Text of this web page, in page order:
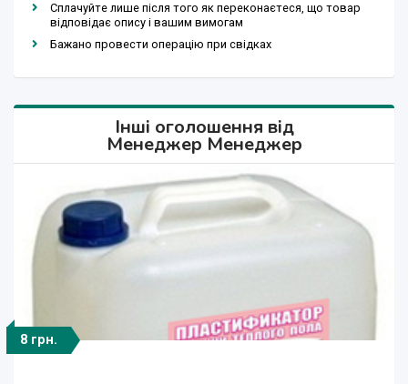
Сплачуйте лише після того як переконаєтеся, що товар
відповідає опису і вашим вимогам
Бажано провести операцію при свідках
Інші оголошення від
Менеджер Менеджер
99 грн.
5 990 грн.
95 грн.
8 грн. 8 грн.
189 грн.
99 грн.
99 грн.
5 990 грн.